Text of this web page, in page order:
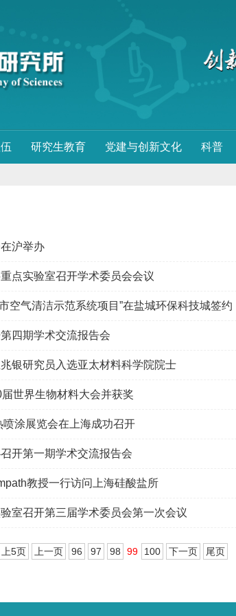
研究生教育 党建与创新文化 科普
沪举办
点实验室召开学术委员会会议
空气清洁示范系统项目”在盐城环保科技城签约
四期学术交流报告会
银研究员入选亚太材料科学院院士
世界生物材料大会并获奖
涂展览会在上海成功召开
开第一期学术交流报告会
教授一行访问上海硅酸盐所
室召开第三届学术委员会第一次会议
上5页 上一页 96 97 98 99 100 下一页 尾页